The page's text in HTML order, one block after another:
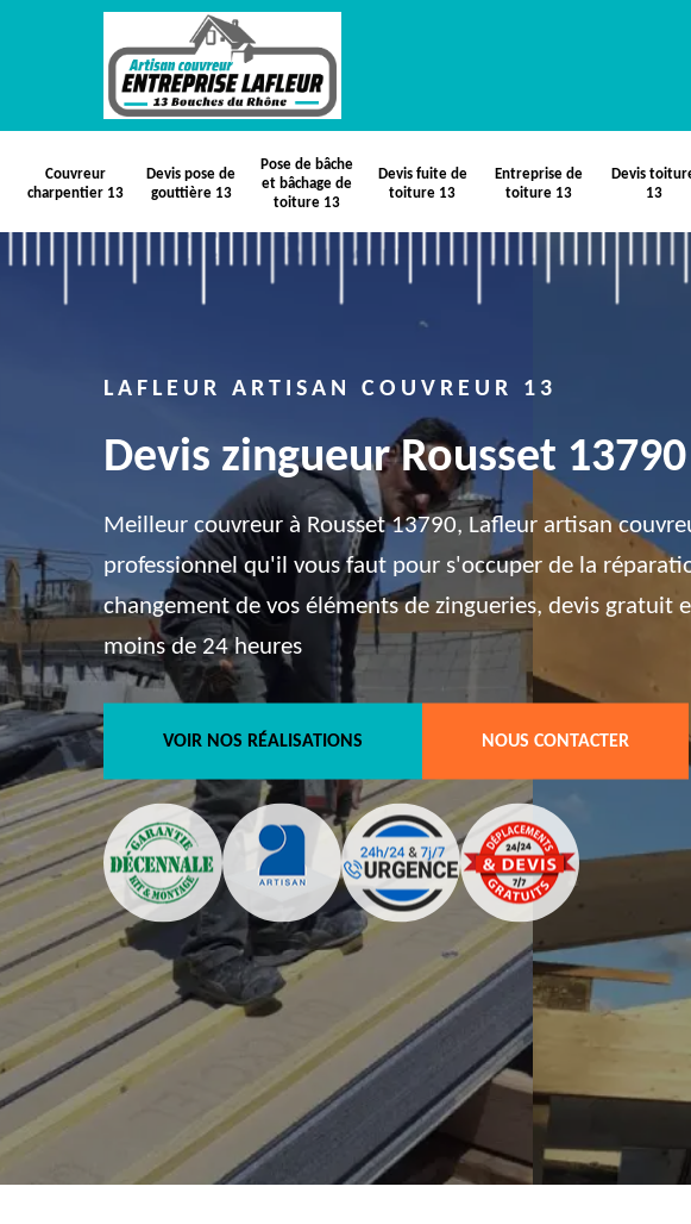
Couvreur
charpentier 13
Devis pose de
gouttière 13
Pose de bâche
et bâchage de
toiture 13
Devis fuite de
toiture 13
Entreprise de
toiture 13
Devis
13
LAFLEUR ARTISAN COUVREUR 13
Devis zingueur Rousset 13790
Meilleur couvreur à Rousset 13790, Lafleur artisan
professionnel qu'il vous faut pour s'occuper de la
changement de vos éléments de zingueries, devis gratuit
moins de 24 heures
VOIR NOS RÉALISATIONS NOUS CONTACTER